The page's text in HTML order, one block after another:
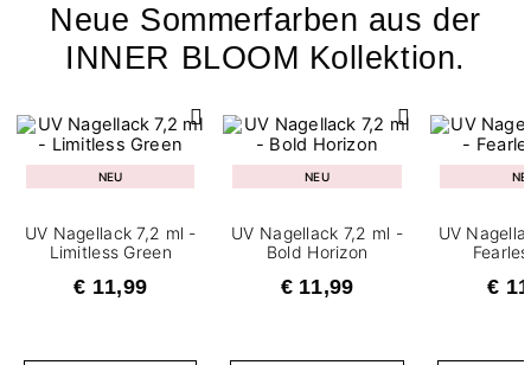
Neue Sommerfarben aus der
INNER BLOOM Kollektion.
NEU
UV Nagellack 7,2 ml -
Limitless Green
€ 11,99
NEU
UV Nagellack 7,2 ml -
Bold Horizon
€ 11,99
UV
€